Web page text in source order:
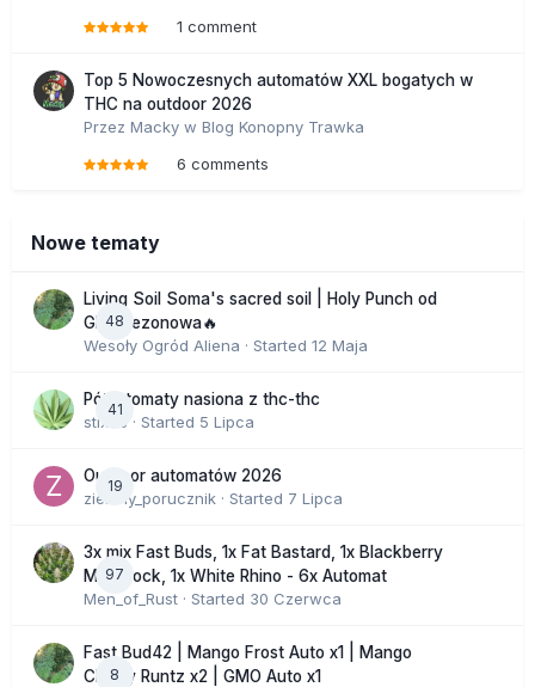
1 comment
Top 5 Nowoczesnych automatów XXL bogatych w
THC na outdoor 2026
Przez Macky w Blog Konopny Trawka
6 comments
Nowe tematy
48
Living Soil Soma's sacred soil | Holy Punch od
GHS sezonowa🔥
Wesoły Ogród Aliena · Started 12 Maja
41
Półautomaty nasiona z thc-thc
stix33 · Started 5 Lipca
19
Outdoor automatów 2026
zielony_porucznik · Started 7 Lipca
97
3x mix Fast Buds, 1x Fat Bastard, 1x Blackberry
Moonrock, 1x White Rhino - 6x Automat
Men_of_Rust · Started 30 Czerwca
8
Fast Bud42 | Mango Frost Auto x1 | Mango
Cherry Runtz x2 | GMO Auto x1